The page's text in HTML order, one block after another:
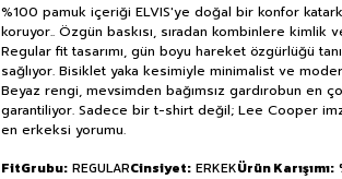
%100 pamuk içeriği ELVIS'ye doğal bir konfor
koruyor.. Özgün baskısı, sıradan kombinlere kimlik
Regular fit tasarımı, gün boyu hareket özgürlüğü
sağlıyor. Bisiklet yaka kesimiyle minimalist ve
Beyaz rengi, mevsimden bağımsız gardırobun en
garantiliyor. Sadece bir t-shirt değil; Lee Cooper
en erkeksi yorumu.
FitGrubu REGULARCinsiyet ERKEKÜrün Karışımı